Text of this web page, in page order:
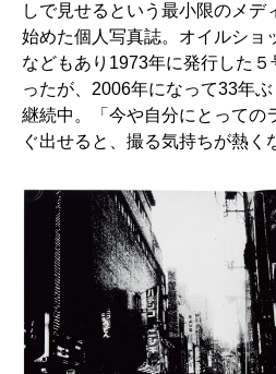
しで見せるという最小限のメデ
始めた個人写真誌。オイルショ
などもあり1973年に発行した
ったが、2006年になって33年
継続中。「今や自分にとっての
ぐ出せると、撮る気持ちが熱く